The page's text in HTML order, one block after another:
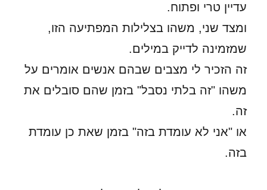
עדיין טרי ופתוח.
ומצד שני, משהו בצלילות המפתיעה הזו,
שמזמינה לדייק במילים.
זה הזכיר לי מצבים שבהם אנשים אומרים על
משהו "זה בלתי נסבל" בזמן שהם סובלים את
זה.
או "אני לא עומדת בזה" בזמן שאת כן עומדת
בזה.